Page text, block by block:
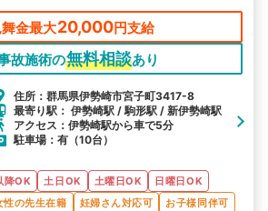
金最大20,000円支給
故施術の無料相談あり
住所：群馬県伊勢崎市宮子町3417-8
最寄り駅： 伊勢崎駅 / 駒形駅 / 新伊勢崎駅
アクセス：伊勢崎駅から車で5分
駐車場：有（10台）
降OK 土日OK 土曜日OK
日曜日OK
性の先生在籍 妊婦さん対応可
お子様同伴可